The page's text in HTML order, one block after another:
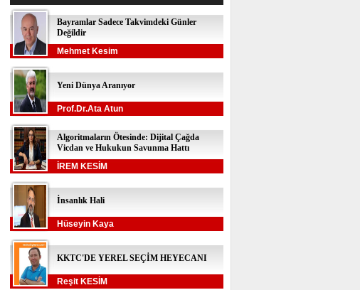
Bayramlar Sadece Takvimdeki Günler
Değildir
Mehmet Kesim
Yeni Dünya Aranıyor
Prof.Dr.Ata Atun
Algoritmaların Ötesinde: Dijital Çağda
Vicdan ve Hukukun Savunma Hattı
İREM KESİM
İnsanlık Hali
Hüseyin Kaya
KKTC'DE YEREL SEÇİM HEYECANI
Reşit KESİM